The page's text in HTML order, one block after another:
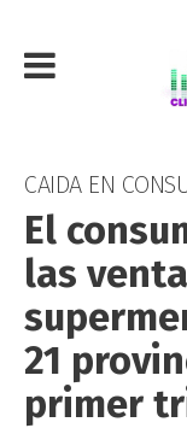
CAIDA EN
El
las
21
primer